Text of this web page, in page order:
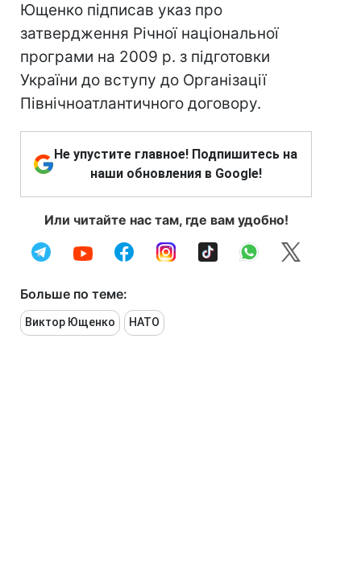
Ющенко підписав указ про
затвердження Річної національної
програми на 2009 р. з підготовки
України до вступу до Організації
Північноатлантичного договору.
Не упустите главное! Подпишитесь на
наши обновления в Google!
Или читайте нас там, где вам удобно!
Больше по теме:
Виктор Ющенко НАТО